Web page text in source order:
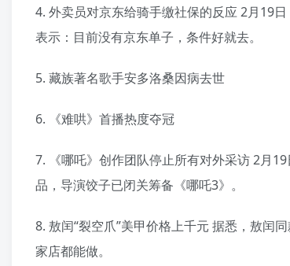
4. 外卖员对京东给骑手缴社保的反应 2月19
表示：目前没有京东单子，条件好就去。
5. 藏族著名歌手安多洛桑因病去世
6. 《难哄》首播热度夺冠
7. 《哪吒》创作团队停止所有对外采访 2月
品，导演饺子已闭关筹备《哪吒3》。
8. 敖闰“裂空爪”美甲价格上千元 据悉，敖闰
家店都能做。